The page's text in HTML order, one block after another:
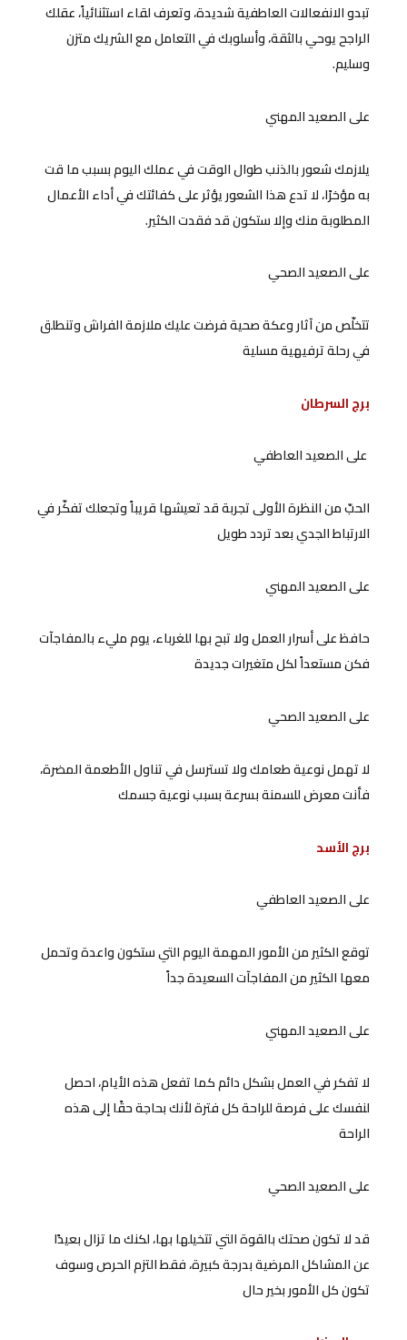
تبدو الانفعالات العاطفية شديدة، وتعرف لقاء استثنائياً، عقلك
الراجح يوحي بالثقة، وأسلوبك في التعامل مع الشريك متزن
وسليم.
على الصعيد المهني
يلازمك شعور بالذنب طوال الوقت في عملك اليوم بسبب ما قت
به مؤخرًا، لا تدع هذا الشعور يؤثر على كفائتك في أداء الأعمال
المطلوبة منك وإلا ستكون قد فقدت الكثير.
على الصعيد الصحي
تتخلّص من آثار وعكة صحية فرضت عليك ملازمة الفراش وتنطلق
في رحلة ترفيهية مسلية
برج السرطان
على الصعيد العاطفي
الحبّ من النظرة الأولى تجربة قد تعيشها قريباً وتجعلك تفكّر في
الارتباط الجدي بعد تردد طويل
على الصعيد المهني
حافظ على أسرار العمل ولا تبح بها للغرباء، يوم مليء بالمفاجآت
فكن مستعداً لكل متغيرات جديدة
على الصعيد الصحي
لا تهمل نوعية طعامك ولا تسترسل في تناول الأطعمة المضرة،
فأنت معرض للسمنة بسرعة بسبب نوعية جسمك
برج الأسد
على الصعيد العاطفي
توقع الكثير من الأمور المهمة اليوم التي ستكون واعدة وتحمل
معها الكثير من المفاجآت السعيدة جداً
على الصعيد المهني
لا تفكر في العمل بشكل دائم كما تفعل هذه الأيام، احصل
لنفسك على فرصة للراحة كل فترة لأنك بحاجة حقًا إلى هذه
الراحة
على الصعيد الصحي
قد لا تكون صحتك بالقوة التي تتخيلها بها، لكنك ما تزال بعيدًا
عن المشاكل المرضية بدرجة كبيرة، فقط التزم الحرص وسوف
تكون كل الأمور بخير حال